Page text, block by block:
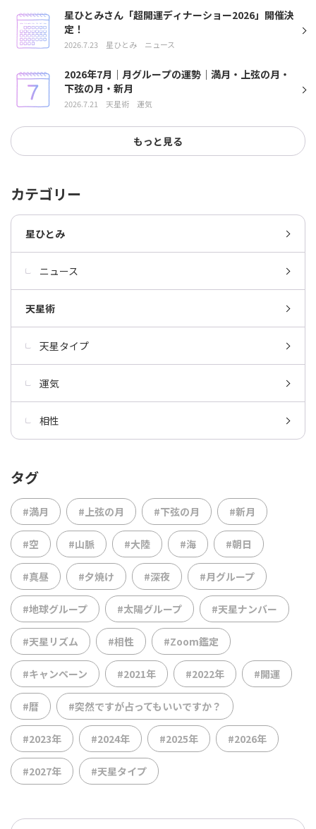
星ひとみさん「超開運ディナーショー2026」開催決
定！
2026.7.23 星ひとみ ニュース
2026年7月｜月グループの運勢｜満月・上弦の月・
下弦の月・新月
2026.7.21 天星術 運気
もっと見る
カテゴリー
星ひとみ
ニュース
天星術
天星タイプ
運気
相性
タグ
#満月 #上弦の月 #下弦の月 #新月
#空 #山脈 #大陸 #海 #朝日
#真昼 #夕焼け #深夜 #月グループ
#地球グループ #太陽グループ #天星ナンバー
#天星リズム #相性 #Zoom鑑定
#キャンペーン #2021年 #2022年 #開運
#暦 #突然ですが占ってもいいですか？
#2023年 #2024年 #2025年 #2026年
#2027年 #天星タイプ